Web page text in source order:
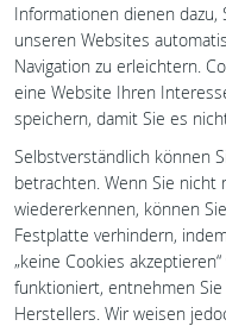
Informationen dienen
unseren Websites
Navigation zu erleichtern.
eine Website Ihren
speichern, damit Sie es
Selbstverständlich können
betrachten. Wenn Sie
wiedererkennen, können
Festplatte verhindern,
„keine Cookies
funktioniert, entnehmen
Herstellers. Wir weisen